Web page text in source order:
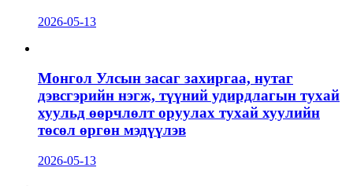
2026-05-13
Монгол Улсын засаг захиргаа, нутаг
дэвсгэрийн нэгж, түүний удирдлагын тухай
хуульд өөрчлөлт оруулах тухай хуулийн
төсөл өргөн мэдүүлэв
2026-05-13